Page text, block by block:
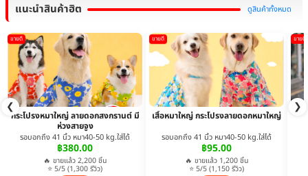
แนะนำสินค้าฮิต ดูสินค้าทั้งหมด
❮ ❯
ขายดี
กระโปรงหมาใหญ่ ลายดอกสงกรานต์ มี
ห่วงสายจูง
รอบอกถึง 41 นิ้ว หมา40-50 kg.ใส่ได้
฿380.00
🔥 ขายแล้ว 2,200 ชิ้น
⭐ 5/5 (1,300 รีวิว)
ขายดี
เสื้อหมาใหญ่ กระโปรงลายดอกหมาใหญ่
รอบอกถึง 41 นิ้ว หมา40-50 kg.ใส่ได้
฿95.00
🔥 ขายแล้ว 1,200 ชิ้น
⭐ 5/5 (1,150 รีวิว)
ขายดี